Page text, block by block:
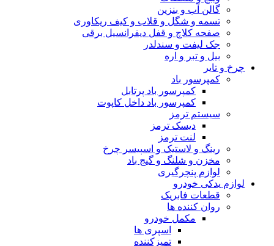
گالن آب و بنزین
تسمه و شگل و قلاب و کیف ریکاوری
صفحه کلاچ و قفل دیفرانسیل برقی
جک لیفت و سندلدر
بیل و تبر و اره
چرخ و تایر
کمپرسور باد
کمپرسور باد پرتابل
کمپرسور باد داخل کاپوت
سیستم ترمز
دیسک ترمز
لنت ترمز
رینگ و لاستیک و اسپیسر چرخ
مخزن و شلنگ و گیج باد
لوازم پنچرگیری
لوازم یدکی خودرو
قطعات فابریک
روان کننده ها
مکمل خودرو
اسپری ها
تمیزکننده